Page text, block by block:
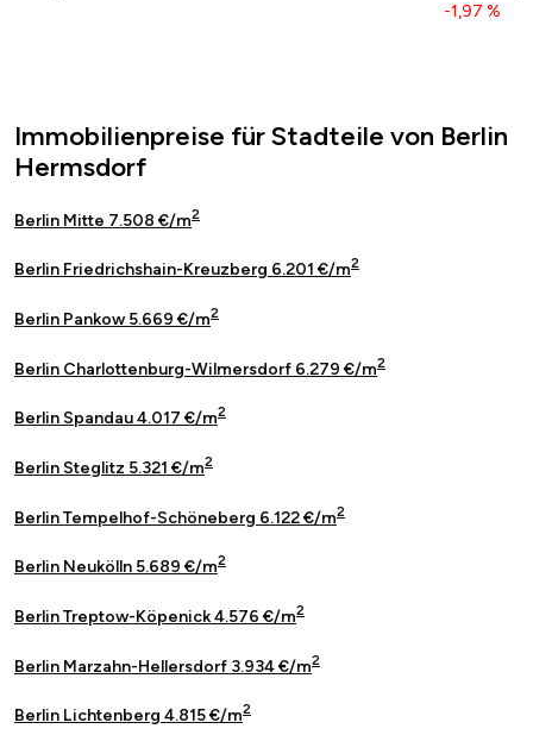
-1,97 %
Immobilienpreise für Stadteile von Berlin
Hermsdorf
Berlin Mitte 7.508 €/m2
Berlin Friedrichshain-Kreuzberg 6.201 €/m2
Berlin Pankow 5.669 €/m2
Berlin Charlottenburg-Wilmersdorf 6.279 €/m2
Berlin Spandau 4.017 €/m2
Berlin Steglitz 5.321 €/m2
Berlin Tempelhof-Schöneberg 6.122 €/m2
Berlin Neukölln 5.689 €/m2
Berlin Treptow-Köpenick 4.576 €/m2
Berlin Marzahn-Hellersdorf 3.934 €/m2
Berlin Lichtenberg 4.815 €/m2